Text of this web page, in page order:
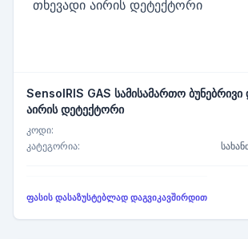
SensoIRIS GAS სამისამართო ბუნებრივი
აირის დეტექტორი
კოდი:
კატეგორია:
ფასის დასაზუსტებლად დაგვიკავშირდით